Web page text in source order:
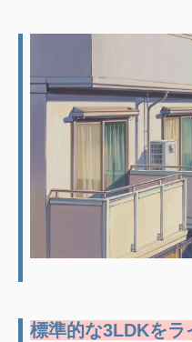
標準的な3LDKをラ